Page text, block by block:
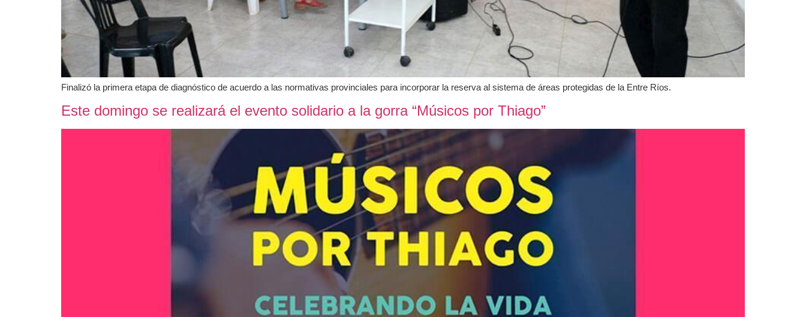
Finalizó la primera etapa de diagnóstico de acuerdo a las normativas provinciales para incorporar la reserva al sistema de áreas protegidas de la Entre Ríos.
Este domingo se realizará el evento solidario a la gorra “Músicos por Thiago”